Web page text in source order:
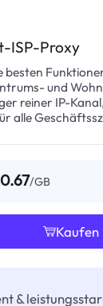
ISP-Proxy
besten
und
reiner IP-
alle
/GB
Kaufen
&